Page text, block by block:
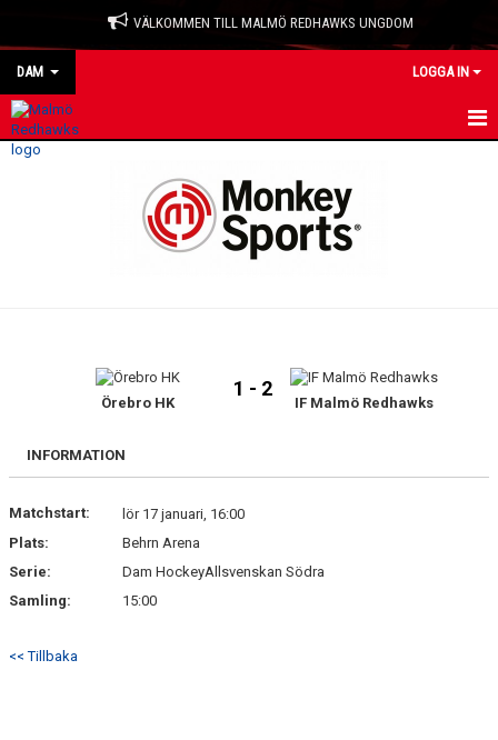
VÄLKOMMEN TILL MALMÖ REDHAWKS UNGDOM
DAM LOGGA IN
HEM
KONTAKT
Örebro HK
1 - 2
IF Malmö Redhawks
INFORMATION
Matchstart:
lör 17 januari, 16:00
Plats:
Behrn Arena
Serie:
Dam HockeyAllsvenskan Södra
Samling:
15:00
<< Tillbaka